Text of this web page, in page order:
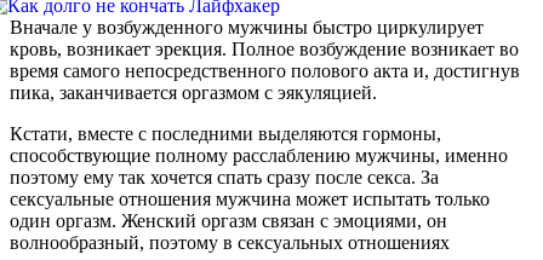
Вначале у возбужденного мужчины быстро циркулирует
кровь, возникает эрекция. Полное возбуждение возникает во
время самого непосредственного полового акта и, достигнув
пика, заканчивается оргазмом с эякуляцией.
Кстати, вместе с последними выделяются гормоны,
способствующие полному расслаблению мужчины, именно
поэтому ему так хочется спать сразу после секса. За
сексуальные отношения мужчина может испытать только
один оргазм. Женский оргазм связан с эмоциями, он
волнообразный, поэтому в сексуальных отношениях